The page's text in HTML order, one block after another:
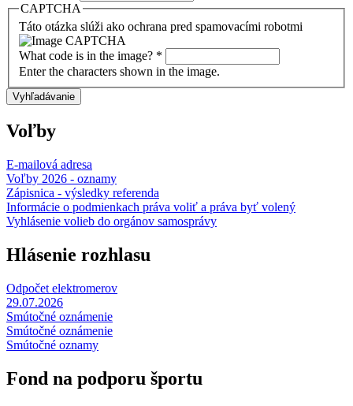
CAPTCHA
Táto otázka slúži ako ochrana pred spamovacími robotmi
What code is in the image? *
Enter the characters shown in the image.
Voľby
E-mailová adresa
Voľby 2026 - oznamy
Zápisnica - výsledky referenda
Informácie o podmienkach práva voliť a práva byť volený
Vyhlásenie volieb do orgánov samosprávy
Hlásenie rozhlasu
Odpočet elektromerov
29.07.2026
Smútočné oznámenie
Smútočné oznámenie
Smútočné oznamy
Fond na podporu športu